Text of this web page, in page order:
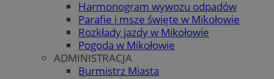
Harmonogram wywozu odpadów
Parafie i msze święte w Mikołowie
Rozkłady jazdy w Mikołowie
Pogoda w Mikołowie
ADMINISTRACJA
Burmistrz Miasta